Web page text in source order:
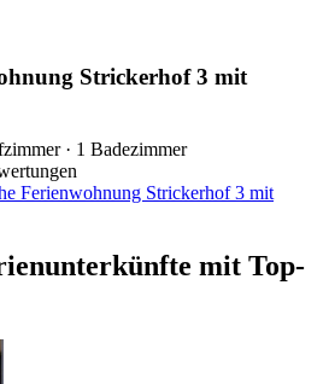
Strickerhof 3 mit
· 1 Badezimmer
Ferienwohnung Strickerhof 3 mit
mit Top-